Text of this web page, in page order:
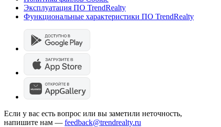
Эксплуатация ПО TrendRealty
Функциональные характеристики ПО TrendRealty
Если у вас есть вопрос или вы заметили неточность,
напишите нам — feedback@trendrealty.ru